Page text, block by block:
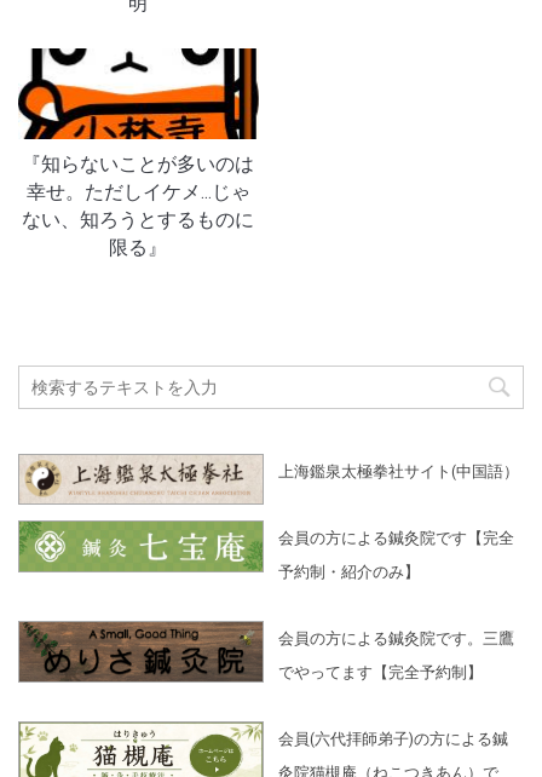
『知らないことが多いのは
幸せ。ただしイケメ…じゃ
ない、知ろうとするものに
限る』
上海鑑泉太極拳社サイト(中国語）
会員の方による鍼灸院です【完全
予約制・紹介のみ】
会員の方による鍼灸院です。三鷹
でやってます【完全予約制】
会員(六代拝師弟子)の方による鍼
灸院猫槻庵（ねこつきあん）で